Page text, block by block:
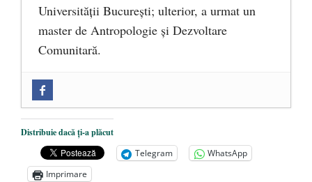
Universității București; ulterior, a urmat un
master de Antropologie și Dezvoltare
Comunitară.
Mănăstirea „Sfânta Ana” Rohia. Părintele
Nicolae Steinhardt, comemorat la 102 ani
de la naștere - 29 iulie 2024
„Carnea cultivată” în laborator, tot mai
Distribuie dacă ți-a plăcut
Telegram
WhatsApp
Imprimare